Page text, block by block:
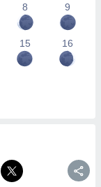
8
9
15 16